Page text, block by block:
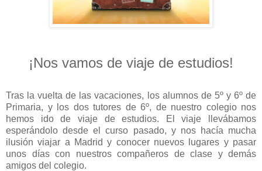
¡Nos vamos de viaje de estudios!
Tras la vuelta de las vacaciones, los alumnos de 5º y 6º de
Primaria, y los dos tutores de 6º, de nuestro colegio nos
hemos ido de viaje de estudios. El viaje llevábamos
esperándolo desde el curso pasado, y nos hacía mucha
ilusión viajar a Madrid y conocer nuevos lugares y pasar
unos días con nuestros compañeros de clase y demás
amigos del colegio.